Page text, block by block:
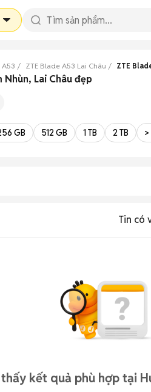
A53 ZTE Blade A53 Lai Châu ZTE
Lai Châu đẹp
GB 512 GB 1 TB 2 TB >
Tin có
kết quả phù hợp tại